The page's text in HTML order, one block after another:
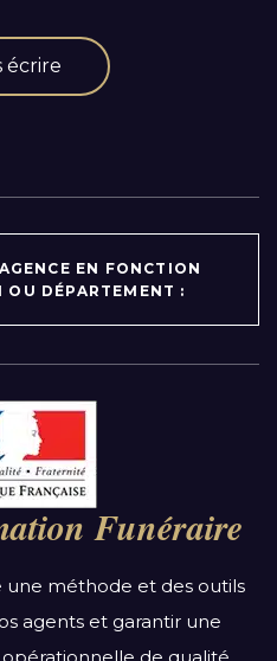
écrire
EN FONCTION
OU DÉPARTEMENT :
Comté Funéraire
une méthode et des outils
agents et garantir une